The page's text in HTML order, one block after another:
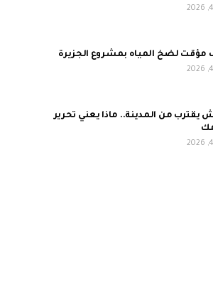
مؤقت لضخ المياه بمشروع الجزيرة
يقترب من المدينة.. ماذا يعني تحرير